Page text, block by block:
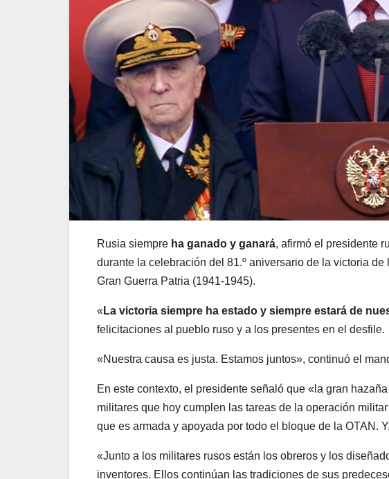
Rusia siempre ha ganado y ganará, afirmó el presidente
durante la celebración del 81.º aniversario de la victoria
Gran Guerra Patria (1941-1945).
« La victoria siempre ha estado y siempre estará de
felicitaciones al pueblo ruso y a los presentes en el desfile.
«Nuestra causa es justa. Estamos juntos», continuó el
En este contexto, el presidente señaló que «la gran
militares que hoy cumplen las tareas de la operación
que es armada y apoyada por todo el bloque de la OTAN.
«Junto a los militares rusos están los obreros y los
inventores. Ellos continúan las tradiciones de sus